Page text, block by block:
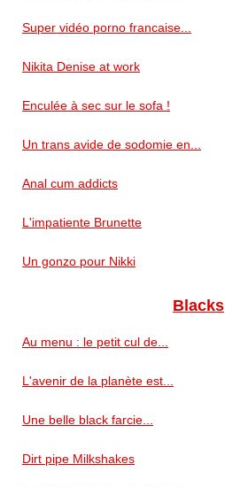
Super vidéo porno francaise...
Nikita Denise at work
Enculée à sec sur le sofa !
Un trans avide de sodomie en...
Anal cum addicts
L'impatiente Brunette
Un gonzo pour Nikki
Blacks
Au menu : le petit cul de...
L'avenir de la planète est...
Une belle black farcie...
Dirt pipe Milkshakes